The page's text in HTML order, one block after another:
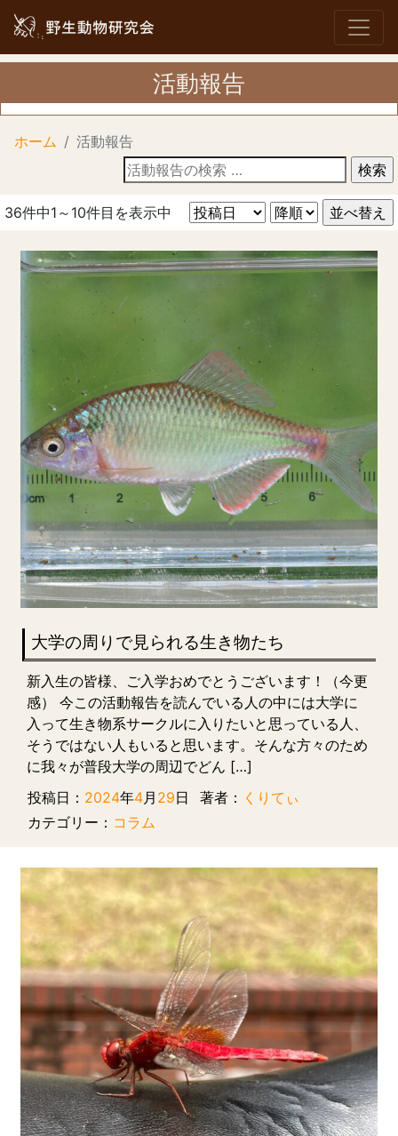
活動報告
ホーム
活動報告
活
動
報
の
検
36件中1～10件目を表示中
大学の周りで見られる生き物たち
新入生の皆様、ご入学おめでとうございます！（今更
感） 今この活動報告を読んでいる人の中には大学に
入って生き物系サークルに入りたいと思っている人、
そうではない人もいると思います。そんな方々のため
に我々が普段大学の周辺でどん […]
投稿日： 2024年4月 29日 著者： くりてぃ
カテゴリー： コラム